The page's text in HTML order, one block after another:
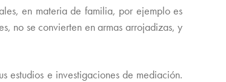
en materia de familia, por ejemplo es
no se convierten en armas arrojadizas, y
estudios e investigaciones de mediación.